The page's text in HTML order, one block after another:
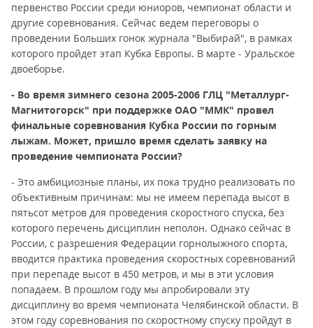
первенство России среди юниоров, чемпионат области и
другие соревнования. Сейчас ведем переговоры о
проведении Больших гонок журнала "Выбирай", в рамках
которого пройдет этап Кубка Европы. В марте - Уральское
двоеборье.
- Во время зимнего сезона 2005-2006 ГЛЦ "Металлург-
Магнитогорск" при поддержке ОАО "ММК" провел
финальные соревнования Кубка России по горным
лыжам. Может, пришло время сделать заявку на
проведение чемпионата России?
- Это амбициозные планы, их пока трудно реализовать по
объективным причинам: мы не имеем перепада высот в
пятьсот метров для проведения скоростного спуска, без
которого перечень дисциплин неполон. Однако сейчас в
России, с разрешения Федерации горнолыжного спорта,
вводится практика проведения скоростных соревнований
при перепаде высот в 450 метров, и мы в эти условия
попадаем. В прошлом году мы апробировали эту
дисциплину во время чемпионата Челябинской области. В
этом году соревнования по скоростному спуску пройдут в